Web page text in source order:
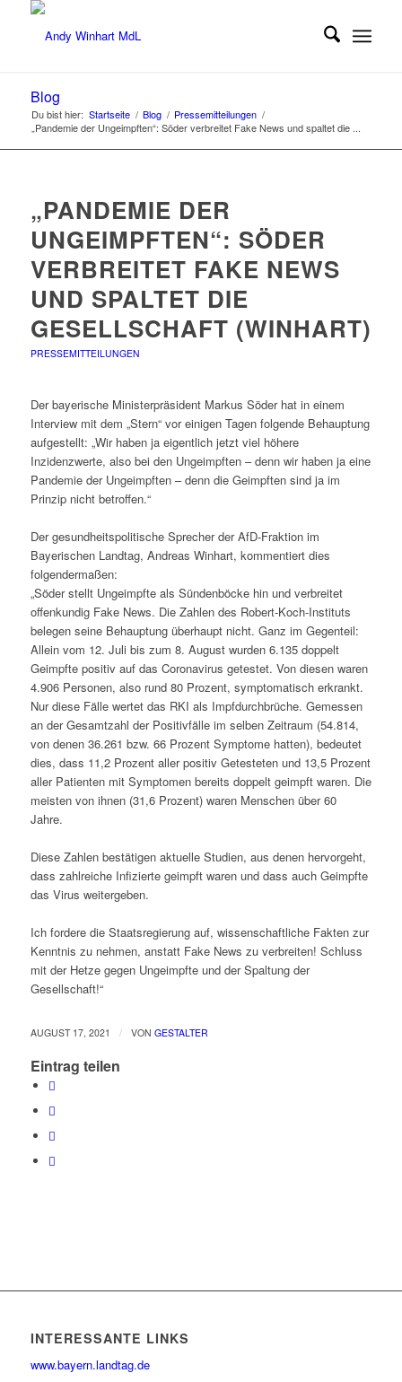
Blog
Du bist hier: Startseite / Blog / Pressemitteilungen /
„Pandemie der Ungeimpften“: Söder verbreitet Fake News und spaltet die ...
„PANDEMIE DER
UNGEIMPFTEN“: SÖDER
VERBREITET FAKE NEWS
UND SPALTET DIE
GESELLSCHAFT (WINHART)
PRESSEMITTEILUNGEN
Der bayerische Ministerpräsident Markus Söder hat in einem
Interview mit dem „Stern“ vor einigen Tagen folgende Behauptung
aufgestellt: „Wir haben ja eigentlich jetzt viel höhere
Inzidenzwerte, also bei den Ungeimpften – denn wir haben ja eine
Pandemie der Ungeimpften – denn die Geimpften sind ja im
Prinzip nicht betroffen.“
Der gesundheitspolitische Sprecher der AfD-Fraktion im
Bayerischen Landtag, Andreas Winhart, kommentiert dies
folgendermaßen:
„Söder stellt Ungeimpfte als Sündenböcke hin und verbreitet
offenkundig Fake News. Die Zahlen des Robert-Koch-Instituts
belegen seine Behauptung überhaupt nicht. Ganz im Gegenteil:
Allein vom 12. Juli bis zum 8. August wurden 6.135 doppelt
Geimpfte positiv auf das Coronavirus getestet. Von diesen waren
4.906 Personen, also rund 80 Prozent, symptomatisch erkrankt.
Nur diese Fälle wertet das RKI als Impfdurchbrüche. Gemessen
an der Gesamtzahl der Positivfälle im selben Zeitraum (54.814,
von denen 36.261 bzw. 66 Prozent Symptome hatten), bedeutet
dies, dass 11,2 Prozent aller positiv Getesteten und 13,5 Prozent
aller Patienten mit Symptomen bereits doppelt geimpft waren. Die
meisten von ihnen (31,6 Prozent) waren Menschen über 60
Jahre.
Diese Zahlen bestätigen aktuelle Studien, aus denen hervorgeht,
dass zahlreiche Infizierte geimpft waren und dass auch Geimpfte
das Virus weitergeben.
Ich fordere die Staatsregierung auf, wissenschaftliche Fakten zur
Kenntnis zu nehmen, anstatt Fake News zu verbreiten! Schluss
mit der Hetze gegen Ungeimpfte und der Spaltung der
Gesellschaft!“
AUGUST 17, 2021 / VON GESTALTER
Eintrag teilen
INTERESSANTE LINKS
www.bayern.landtag.de